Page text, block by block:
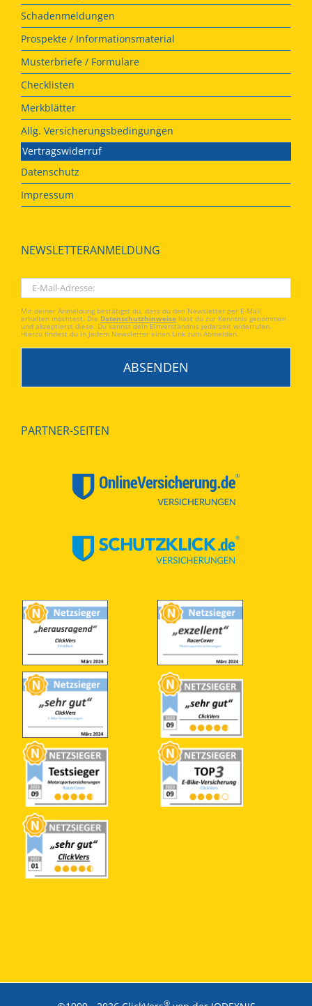
Schadenmeldungen
Prospekte / Informationsmaterial
Musterbriefe / Formulare
Checklisten
Merkblätter
Allg. Versicherungsbedingungen
Vertragswiderruf
Datenschutz
Impressum
NEWSLETTERANMELDUNG
Mit deiner Anmeldung bestätigst du, dass du den Newsletter per E-Mail
erhalten möchtest. Die Datenschutzhinweise hast du zur Kenntnis genommen
und akzeptierst diese. Du kannst dein Einverständnis jederzeit widerrufen.
Hierzu findest du in jedem Newsletter einen Link zum Abmelden.
PARTNER-SEITEN
®